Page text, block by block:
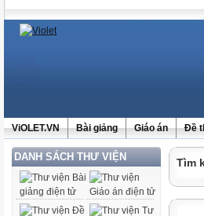
ViOLET.VN Bài giảng Giáo án Đề
DANH SÁCH THƯ VIỆN Tìm